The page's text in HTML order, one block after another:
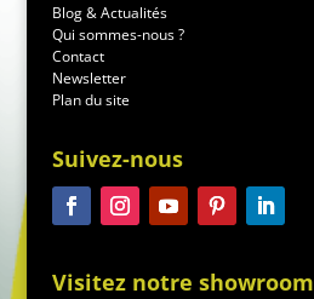
Blog & Actualités
Qui sommes-nous ?
Contact
Newsletter
Plan du site
Suivez-nous
Visitez notre showroom